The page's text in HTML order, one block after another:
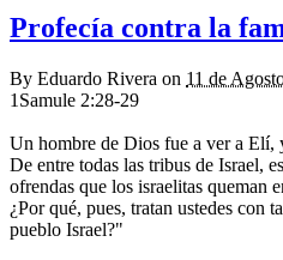
Profecía contra la
By Eduardo Rivera on 11 de
1Samule 2:28-29
Un hombre de Dios fue a ver a Elí,
De entre todas las tribus de Israel,
ofrendas que los israelitas queman
¿Por qué, pues, tratan ustedes con
pueblo Israel?"